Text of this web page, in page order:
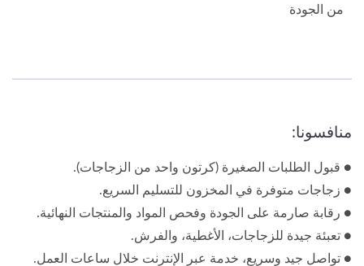
من الجودة
منافسونا:
● قبول الطلبات الصغيرة (كرتون واحد من الزجاجات).
● زجاجات متوفرة في المخزون للتسليم السريع.
● رقابة صارمة على الجودة وفحص المواد والمنتجات النهائية.
● تعبئة جيدة للزجاجات، الأغطية، والفرش.
● تواصل جيد وسريع، خدمة عبر الإنترنت خلال ساعات العمل.